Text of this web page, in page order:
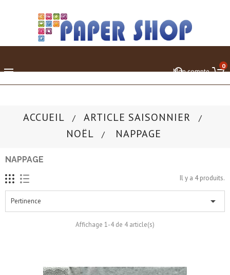
 0
Mon compte
ACCUEIL
ARTICLE SAISONNIER
NOËL
NAPPAGE
NAPPAGE
Il y a 4 produits.
Pertinence 
Affichage 1-4 de 4 article(s)